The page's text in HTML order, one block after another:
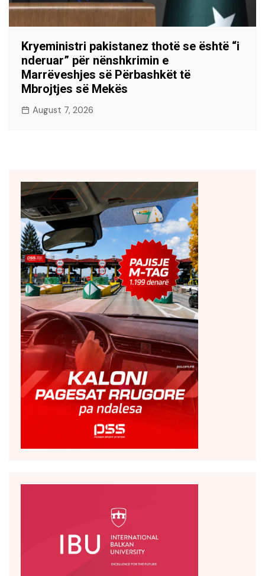
Kryeministri pakistanez thotë se është “i
nderuar” për nënshkrimin e
Marrëveshjes së Përbashkët të
Mbrojtjes së Mekës
August 7, 2026